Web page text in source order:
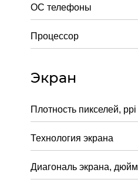
ОС телефоны
Процессор
Экран
Плотность пикселей, ppi
Технология экрана
Диагональ экрана, дюйм